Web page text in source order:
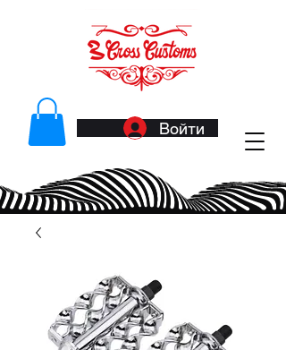
Войти